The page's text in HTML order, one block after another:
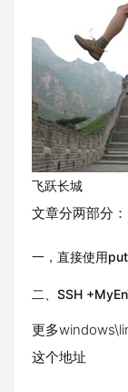
飞跃长城
文章分两部分：
一，直接使用
二、SSH
更多
这个地址